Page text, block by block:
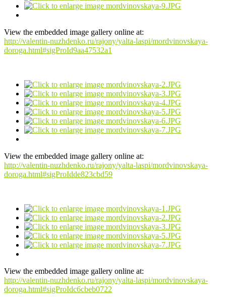
View the embedded image gallery online at:
http://valentin-nuzhdenko.ru/rajony/yalta-laspi/mordvinovskaya-
doroga.html#sigProId9aa47532a1
View the embedded image gallery online at:
http://valentin-nuzhdenko.ru/rajony/yalta-laspi/mordvinovskaya-
doroga.html#sigProIdde823cbd59
View the embedded image gallery online at:
http://valentin-nuzhdenko.ru/rajony/yalta-laspi/mordvinovskaya-
doroga.html#sigProIdc6cbeb0722